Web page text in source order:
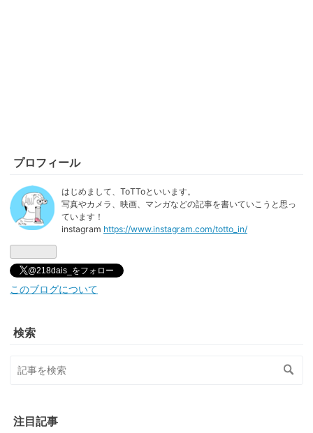
プロフィール
はじめまして、ToTToといいます。
写真やカメラ、映画、マンガなどの記事を書いていこうと思っ
ています！
instagram https://www.instagram.com/totto_in/
@218dais_をフォロー
このブログについて
検索
注目記事